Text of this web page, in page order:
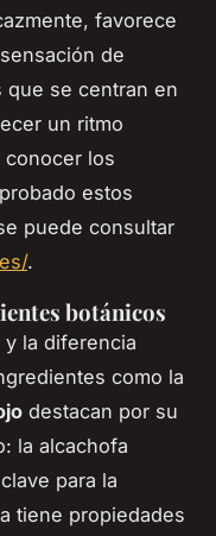
favorece
de
que se centran en
un ritmo
conocer los
estos
puede consultar
.
botánicos
la diferencia
como la
destacan por su
la alcachofa
para la
tiene propiedades